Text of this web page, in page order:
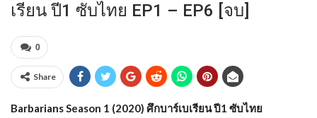
เรียน ปี1 ซับไทย EP1 – EP6 [จบ]
0
Share
Barbarians Season 1 (2020) ศึกบาร์เบเรียน ปี1 ซับไทย